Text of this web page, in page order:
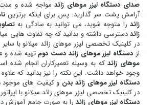
صدای دستگاه لیزر موهای زائدمواجه شده و مدت
آرامش پشت سر گذارید. پس برای اینکه برترین
زائد را متوجه شوید، می توانید به سادگی به
زائددسترسی داشته و بدانید که چه تفاوت هایی
در کلینیک تخصصی لیزر موهای زائد میلانو با سایر
از دستگاه لیزر موهای زائد دست دوم تهیه شده و
موهای زائدکه به وسیله تعمیرکاران انجام شده
وجود خواهد داشت. این نکته را نیز بدانید که
دستگاه لیزر موهای زائد بدن و کیفیت های موجود
در کلینیک تخصصی لیزر موهای زائد میلانو با
دستگاه لیزر موهای زائدرا به صورت جامع آموزش